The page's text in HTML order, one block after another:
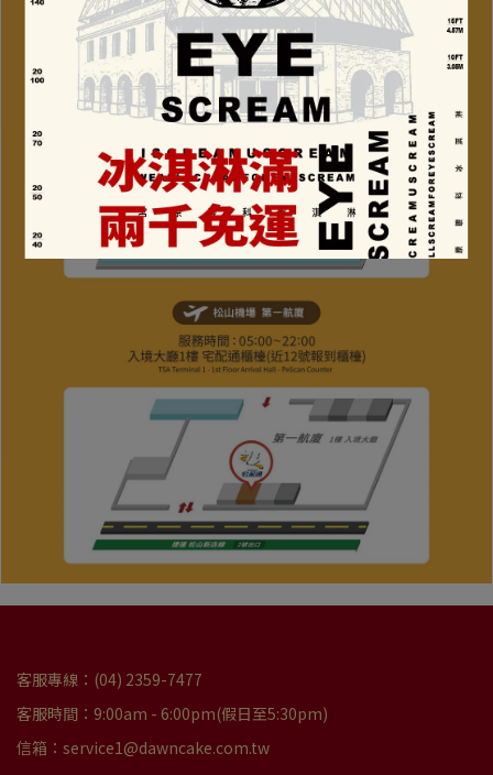
客服專線：(04) 2359-7477
客服時間：9:00am - 6:00pm(假日至5:30pm)
信箱：service1@dawncake.com.tw